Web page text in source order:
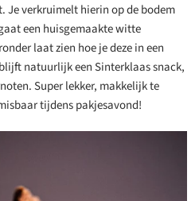
verkruimelt hierin op de bodem
een huisgemaakte witte
laat zien hoe je deze in een
natuurlijk een Sinterklaas snack,
Super lekker, makkelijk te
tijdens pakjesavond!